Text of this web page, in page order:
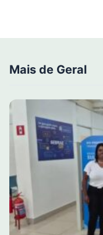
Mais de Geral